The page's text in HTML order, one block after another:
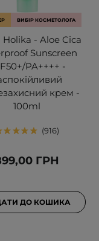
ВИБІР КОСМЕТОЛОГА
Holika - Aloe Cica
Sunscreen
PA++++ -
крем -
100ml
916
ГРН
ДО КОШИКА